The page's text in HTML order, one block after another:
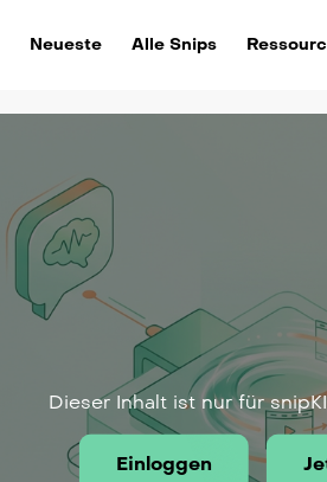
Neueste Alle Snips
Dieser Inhalt ist nur für
Einloggen